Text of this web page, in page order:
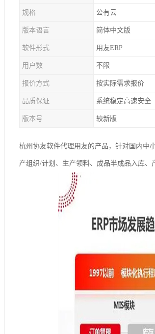
规格 公有云
版本语言 简体中文版
软件形式 用友ERP
用户数 不限
报价方式 按实际需求报价
品质保证 系统稳定高速安全
版本号 较新版
杭州协友软件代理用友的产品，针对国内中
产组织/计划、生产领料、成品半成品入库、